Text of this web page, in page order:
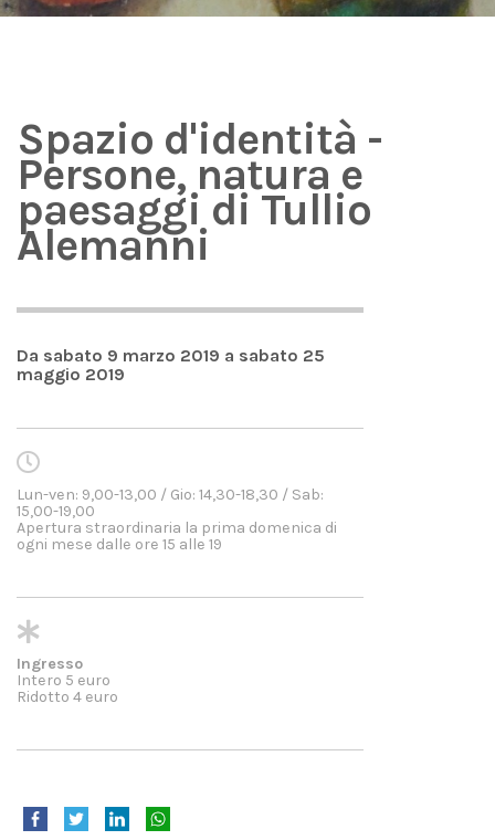
Spazio d'identità -
Persone, natura e
paesaggi di Tullio
Alemanni
Da sabato 9 marzo 2019 a sabato 25
maggio 2019
Lun-ven: 9,00-13,00 / Gio: 14,30-18,30 / Sab:
15,00-19,00
Apertura straordinaria la prima domenica di
ogni mese dalle ore 15 alle 19
Ingresso
Intero 5 euro
Ridotto 4 euro